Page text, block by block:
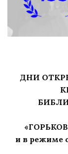
ДНИ
и в режиме